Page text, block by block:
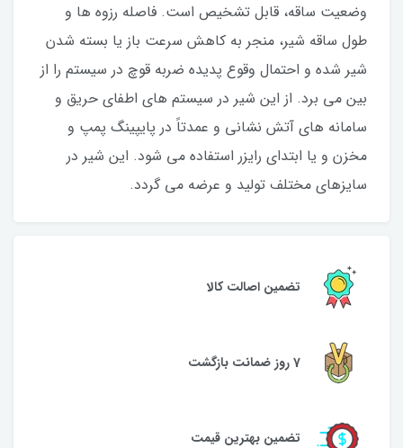
وضعیت ساقه، قابل تشخیص است. فاصله رزوه ها و
طول ساقه شیر، منجر به کاهش سرعت باز یا بسته شدن
شیر شده و احتمال وقوع پدیده ضربه قوچ در سیستم را از
بین می برد. از این شیر در سیستم های اطفای حریق و
سامانه های آتش نشانی و عمدتاً در پایپینگ پمپ و
مخزن و یا ابتدای رایزر استفاده می شود. این شیر در
سایزهای مختلف تولید و عرضه می گردد.
تضمین اصالت کالا
7 روز ضمانت بازگشت
تضمین بهترین قیمت